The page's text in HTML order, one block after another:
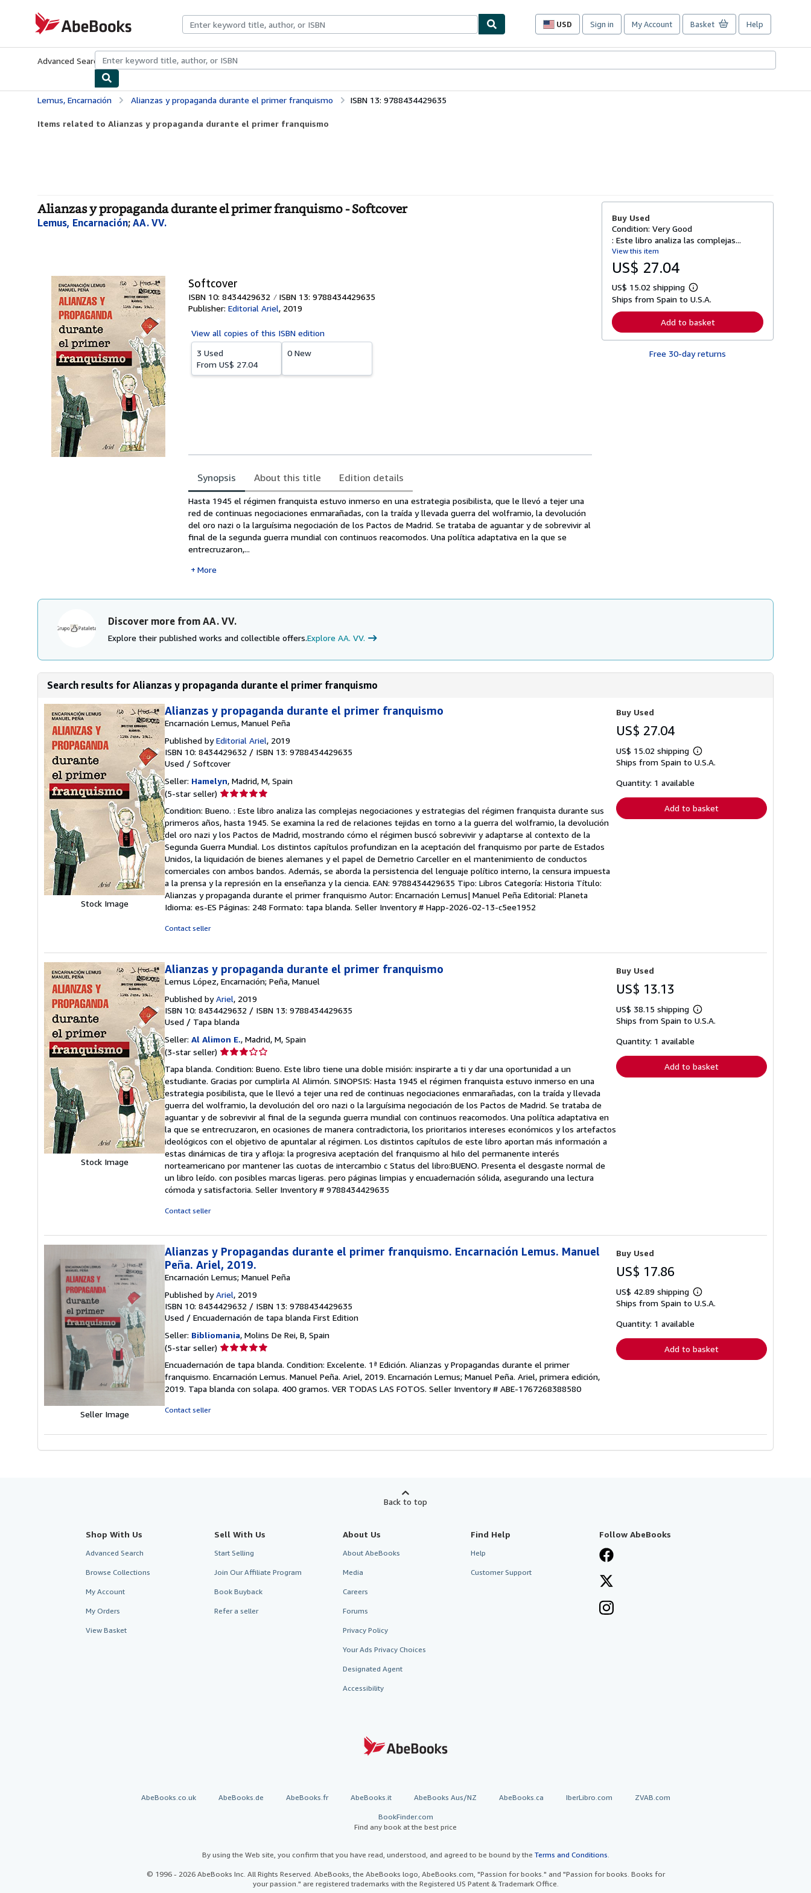
AbeBooks.com
USD
Site
preferences
Sign in My Account Basket Help
Advanced Search Browse CollectionsRare BooksArt & Collectibles
Lemus, Encarnación Alianzas y propaganda durante el primer franquismo ISBN 13: 9788434429635
Items related to Alianzas y propaganda durante el primer franquismo
Alianzas y propaganda durante el primer franquismo - Softcover
Lemus, Encarnación; AA. VV.
Softcover
ISBN 10: 8434429632
ISBN 13: 9788434429635
Publisher: Editorial Ariel, 2019
View all copies of this ISBN edition
3 Used
From US$ 27.04
0 New
Synopsis About this title Edition details
Synopsis
Hasta 1945 el régimen franquista estuvo inmerso en una estrategia posibilista, que le llevó a tejer una
red de continuas negociaciones enmarañadas, con la traída y llevada guerra del wolframio, la devolución
del oro nazi o la larguísima negociación de los Pactos de Madrid. Se trataba de aguantar y de sobrevivir al
final de la segunda guerra mundial con continuos reacomodos. Una política adaptativa en la que se
entrecruzaron,...
More
Buy Used
Condition: Very Good
: Este libro analiza las complejas...
View this item
US$ 27.04
US$ 15.02 shipping
L
e
n
r
Ships from Spain to U.S.A.
Add to basket
Free 30-day returns
Discover more from AA. VV.
Explore their published works and collectible offers.Explore AA. VV.
Search results for Alianzas y propaganda durante el primer franquismo
Stock Image
Alianzas y propaganda durante el primer franquismo
Encarnación Lemus, Manuel Peña
Published byEditorial Ariel, 2019
ISBN 10: 8434429632 / ISBN 13: 9788434429635
Used / Softcover
Seller: Hamelyn, Madrid, M, Spain
(5-star seller) Seller
5
out
of
5
stars
Condition: Bueno. : Este libro analiza las complejas negociaciones y estrategias del régimen franquista durante sus
primeros años, hasta 1945. Se examina la red de relaciones tejidas en torno a la guerra del wolframio, la devolución
del oro nazi y los Pactos de Madrid, mostrando cómo el régimen buscó sobrevivir y adaptarse al contexto de la
Segunda Guerra Mundial. Los distintos capítulos profundizan en la aceptación del franquismo por parte de Estados
Unidos, la liquidación de bienes alemanes y el papel de Demetrio Carceller en el mantenimiento de conductos
comerciales con ambos bandos. Además, se aborda la persistencia del lenguaje político interno, la censura impuesta
a la prensa y la represión en la enseñanza y la ciencia. EAN: 9788434429635 Tipo: Libros Categoría: Historia Título:
Alianzas y propaganda durante el primer franquismo Autor: Encarnación Lemus| Manuel Peña Editorial: Planeta
Idioma: es-ES Páginas: 248 Formato: tapa blanda. Seller Inventory # Happ-2026-02-13-c5ee1952
Contact seller
Buy Used
US$ 27.04
US$ 15.02 shipping
Learn
more
Ships from Spain to U.S.A.
Quantity: 1 available
Add to basket
Stock Image
Alianzas y propaganda durante el primer franquismo
Lemus López, Encarnación; Peña, Manuel
Published byAriel, 2019
ISBN 10: 8434429632 / ISBN 13: 9788434429635
Used / Tapa blanda
Seller: Al Alimon E., Madrid, M, Spain
(3-star seller) Seller
3
out
of
5
stars
Tapa blanda. Condition: Bueno. Este libro tiene una doble misión: inspirarte a ti y dar una oportunidad a un
estudiante. Gracias por cumplirla Al Alimón. SINOPSIS: Hasta 1945 el régimen franquista estuvo inmerso en una
estrategia posibilista, que le llevó a tejer una red de continuas negociaciones enmarañadas, con la traída y llevada
guerra del wolframio, la devolución del oro nazi o la larguísima negociación de los Pactos de Madrid. Se trataba de
aguantar y de sobrevivir al final de la segunda guerra mundial con continuos reacomodos. Una política adaptativa en
la que se entrecruzaron, en ocasiones de manera contradictoria, los prioritarios intereses económicos y los artefactos
ideológicos con el objetivo de apuntalar al régimen. Los distintos capítulos de este libro aportan más información a
estas dinámicas de tira y afloja: la progresiva aceptación del franquismo al hilo del permanente interés
norteamericano por mantener las cuotas de intercambio c Status del libro:BUENO. Presenta el desgaste normal de
un libro leído. con posibles marcas ligeras. pero páginas limpias y encuadernación sólida, asegurando una lectura
cómoda y satisfactoria. Seller Inventory # 9788434429635
Contact seller
Buy Used
US$ 13.13
US$ 38.15 shipping
Learn
more
Ships from Spain to U.S.A.
Quantity: 1 available
Add to basket
Seller Image
Alianzas y Propagandas durante el primer franquismo. Encarnación Lemus. Manuel
Peña. Ariel, 2019.
Encarnación Lemus; Manuel Peña
Published byAriel, 2019
ISBN 10: 8434429632 / ISBN 13: 9788434429635
Used / Encuadernación de tapa blanda First Edition
Seller: Bibliomania, Molins De Rei, B, Spain
(5-star seller) Seller
5
out
of
Encuadernación de tapa blanda. Condition: Excelente. 1ª Edición. Alianzas y Propagandas durante el primer
franquismo. Encarnación Lemus. Manuel Peña. Ariel, 2019. Encarnación Lemus; Manuel Peña. Ariel, primera edición,
2019. Tapa blanda con solapa. 400 gramos. VER TODAS LAS FOTOS. Seller Inventory # ABE-1767268388580
Contact seller
Buy Used
US$ 17.86
US$ 42.89 shipping
Learn
more
Ships from Spain to U.S.A.
Quantity: 1 available
Add to basket
Back to top
Shop With Us
Advanced Search
Browse Collections
My Account
My Orders
View Basket
Sell With Us
Start Selling
Join Our Affiliate Program
Book Buyback
Refer a seller
About Us
About AbeBooks
Media
Careers
Forums
Privacy Policy
Your Ads Privacy Choices
Designated Agent
Accessibility
Find Help
Help
Customer Support
Follow AbeBooks
AbeBooks.co.uk AbeBooks.de AbeBooks.fr AbeBooks.it AbeBooks Aus/NZ AbeBooks.ca IberLibro.com ZVAB.com
BookFinder.com
Find any book at the best price
By using the Web site, you confirm that you have read, understood, and agreed to be bound by the Terms and Conditions.
© 1996 - 2026 AbeBooks Inc. All Rights Reserved. AbeBooks, the AbeBooks logo, AbeBooks.com, "Passion for books." and "Passion for books. Books for
your passion." are registered trademarks with the Registered US Patent & Trademark Office.